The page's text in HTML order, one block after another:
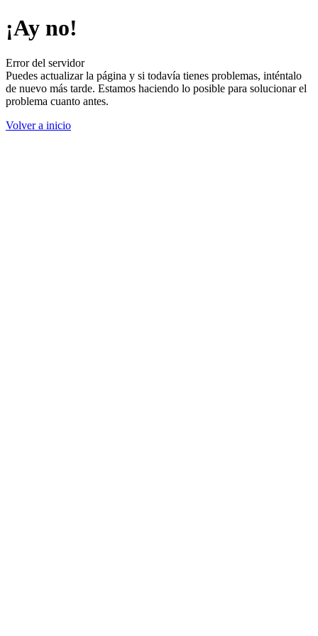
¡Ay no!
Error del servidor
Puedes actualizar la página y si todavía tienes problemas, inténtalo
de nuevo más tarde. Estamos haciendo lo posible para solucionar el
problema cuanto antes.
Volver a inicio